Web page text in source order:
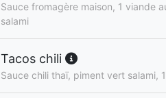
Sauce fromagère maison, 1 viande
salami
Tacos chili
Sauce chili thaï, piment vert salami,